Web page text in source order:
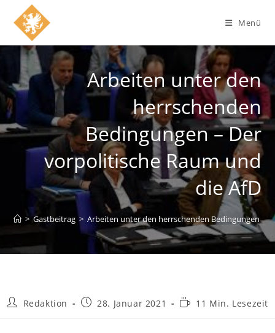
Inhalt
springen
Menü
Arbeiten unter den
herrschenden
Bedingungen – Der
vorpolitische Raum und
die AfD
> Gastbeitrag > Arbeiten unter den herrschenden Bedingungen –
Beitrags-
Redaktion
Beitrag28. Januar 2021 Lesedauer:
11 Min. Lesezeit